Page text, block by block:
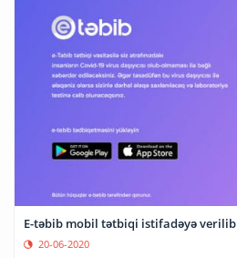
E-təbib mobil tətbiqi istifadəyə verilib
20-06-2020